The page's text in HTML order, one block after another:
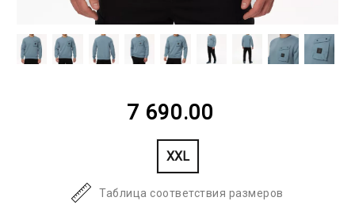
7 690.00
XXL
Таблица соответствия размеров